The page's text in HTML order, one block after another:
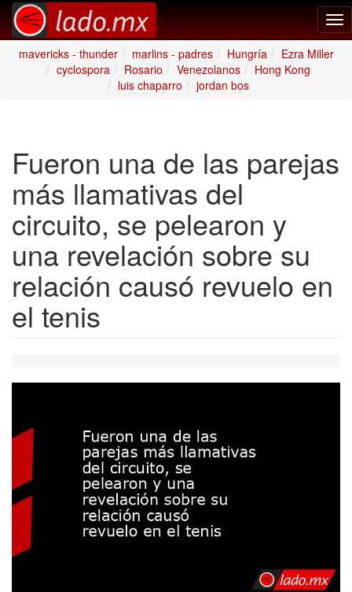
mavericks - thunder
marlins - padres Hungría
Ezra Miller
cyclospora
Rosario Venezolanos
Hong Kong
luis chaparro
jordan bos
Fueron una de las parejas
más llamativas del
circuito, se pelearon y
una revelación sobre su
relación causó revuelo en
el tenis